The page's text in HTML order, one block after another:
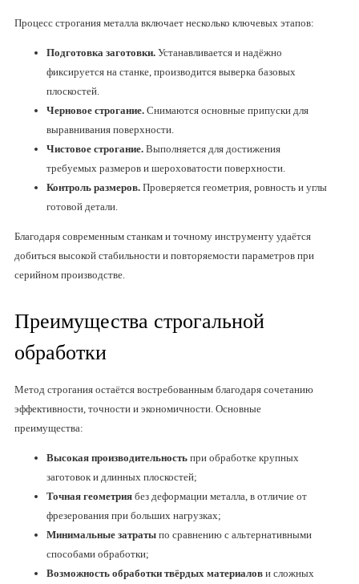
Процесс строгания металла включает несколько ключевых этапов:
Подготовка заготовки. Устанавливается и надёжно
фиксируется на станке, производится выверка базовых
плоскостей.
Черновое строгание. Снимаются основные припуски для
выравнивания поверхности.
Чистовое строгание. Выполняется для достижения
требуемых размеров и шероховатости поверхности.
Контроль размеров. Проверяется геометрия, ровность и углы
готовой детали.
Благодаря современным станкам и точному инструменту удаётся
добиться высокой стабильности и повторяемости параметров при
серийном производстве.
Преимущества строгальной
обработки
Метод строгания остаётся востребованным благодаря сочетанию
эффективности, точности и экономичности. Основные
преимущества:
Высокая производительность при обработке крупных
заготовок и длинных плоскостей;
Точная геометрия без деформации металла, в отличие от
фрезерования при больших нагрузках;
Минимальные затраты по сравнению с альтернативными
способами обработки;
Возможность обработки твёрдых материалов и сложных